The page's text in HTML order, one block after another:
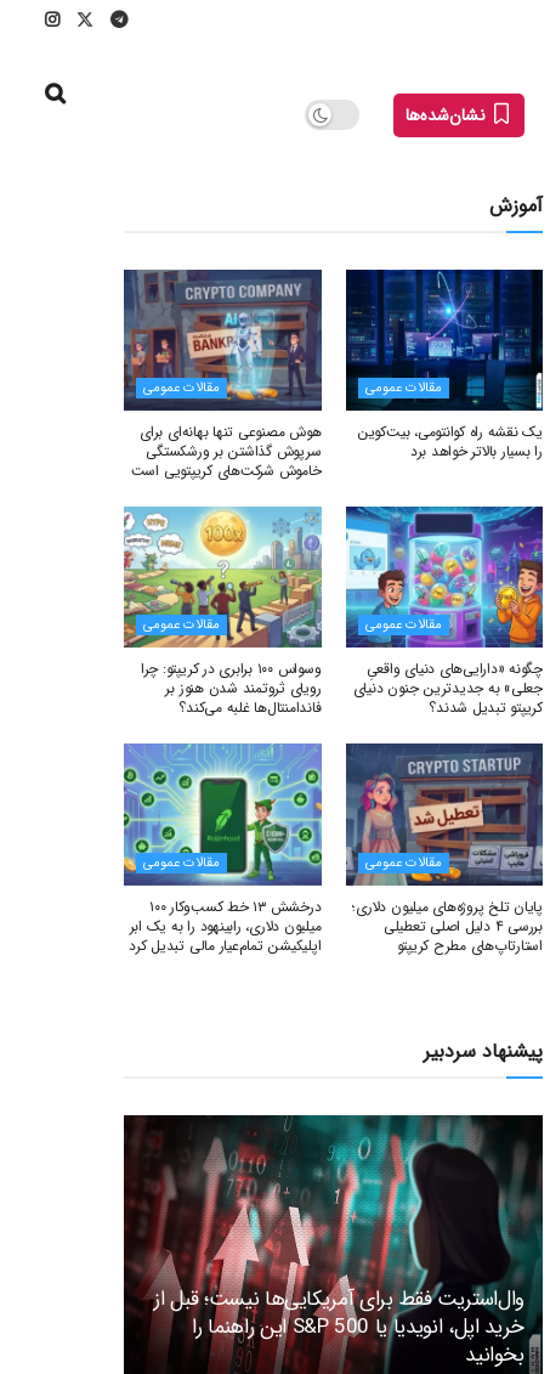
نشان‌شده‌ها
آموزش
مقالات عمومی
یک نقشه راه کوانتومی، بیت‌کوین
را بسیار بالاتر خواهد برد
مقالات عمومی
هوش مصنوعی تنها بهانه‌ای برای
سرپوش گذاشتن بر ورشکستگی
خاموش شرکت‌های کریپتویی است
مقالات عمومی
چگونه «دارایی‌های دنیای واقعیِ
جعلی» به جدیدترین جنون دنیای
کریپتو تبدیل شدند؟
مقالات عمومی
وسواس ۱۰۰ برابری در کریپتو: چرا
رویای ثروتمند شدن هنوز بر
فاندامنتال‌ها غلبه می‌کند؟
مقالات عمومی
پایان تلخ پروژه‌های میلیون دلاری؛
بررسی ۴ دلیل اصلی تعطیلی
استارتاپ‌های مطرح کریپتو
مقالات عمومی
درخشش ۱۳ خط کسب‌وکار ۱۰۰
میلیون دلاری، رابینهود را به یک ابر
اپلیکیشن تمام‌عیار مالی تبدیل کرد
پیشنهاد سردبیر
وال‌استریت فقط برای آمریکایی‌ها نیست؛ قبل از
خرید اپل، انویدیا یا S&P 500 این راهنما را
بخوانید